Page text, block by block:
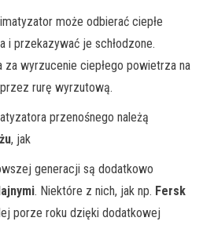
może odbierać ciepłe
przekazywać je schłodzone.
za wyrzucenie ciepłego powietrza na
rurę wyrzutową.
przenośnego należą
, jak
generacji są dodatkowo
. Niektóre z nich, jak np. Fersk
porze roku dzięki dodatkowej